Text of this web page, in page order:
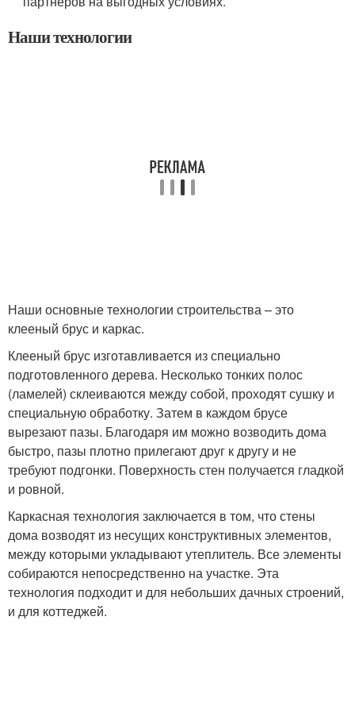
Наши технологии
Наши основные технологии строительства – это
клееный брус и каркас.
Клееный брус изготавливается из специально
подготовленного дерева. Несколько тонких полос
(ламелей) склеиваются между собой, проходят сушку и
специальную обработку. Затем в каждом брусе
вырезают пазы. Благодаря им можно возводить дома
быстро, пазы плотно прилегают друг к другу и не
требуют подгонки. Поверхность стен получается гладкой
и ровной.
Каркасная технология заключается в том, что стены
дома возводят из несущих конструктивных элементов,
между которыми укладывают утеплитель. Все элементы
собираются непосредственно на участке. Эта
технология подходит и для небольших дачных строений,
и для коттеджей.